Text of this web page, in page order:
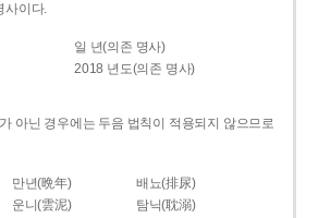
사이다.
일 년(의존 명사)
2018 년도(의존 명사)
아닌 경우에는 두음 법칙이 적용되지 않으므로
만년(晩年)
배뇨(排尿)
운니(雲泥) 탐닉(耽溺)